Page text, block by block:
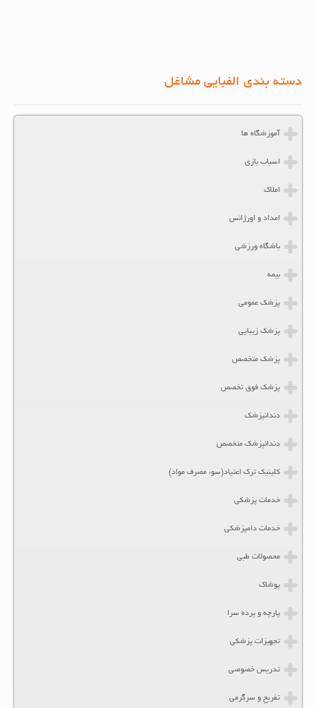
دسته بندی الفبایی مشاغل
آموزشگاه ها
اسباب بازی
املاک
امداد و اورژانس
باشگاه ورزشی
بیمه
پزشک عمومی
پزشک زیبایی
پزشک متخصص
پزشک فوق تخصص
دندانپزشک
دندانپزشک متخصص
کلینیک ترک اعتیاد(سوء مصرف مواد)
خدمات پزشکی
خدمات دامپزشکی
محصولات طبی
پوشاک
پارچه و پرده سرا
تجهیزات پزشکی
تدریس خصوصی
تفریح و سرگرمی